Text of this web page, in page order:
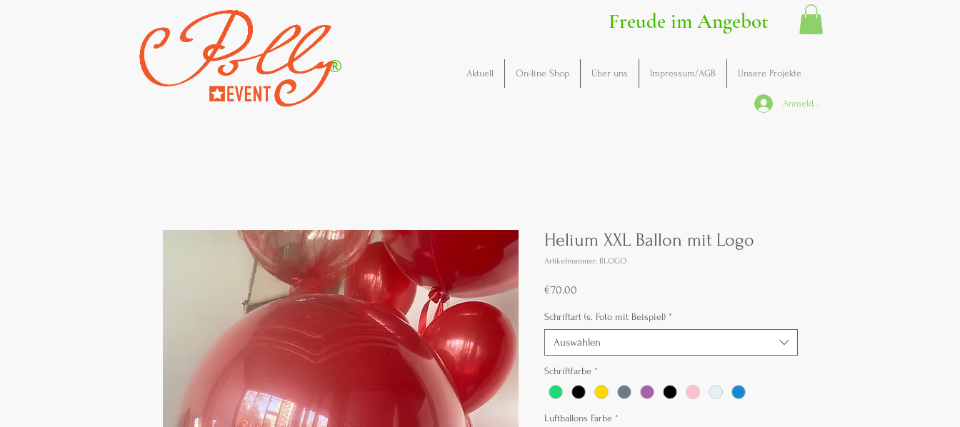
®
Freude im Angebot
Aktuell On-line Shop Über uns Impressum/AGB Unsere Projekte
Anmelden
Helium XXL Ballon mit Logo
Artikelnummer: BLOGO
€70.00
Schriftart (s. Foto mit Beispiel) *
Auswählen
Schriftfarbe *
Luftballons Farbe *